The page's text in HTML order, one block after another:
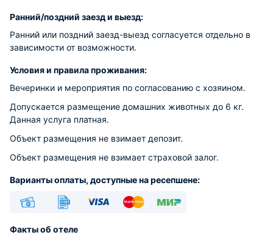
Ранний/поздний заезд и выезд:
Ранний или поздний заезд-выезд согласуется отдельно в
зависимости от возможности.
Условия и правила проживания:
Вечеринки и мероприятия по согласованию с хозяином.
Допускается размещение домашних животных до 6 кг.
Данная услуга платная.
Объект размещения не взимает депозит.
Объект размещения не взимает страховой залог.
Варианты оплаты, доступные на ресепшене:
Факты об отеле